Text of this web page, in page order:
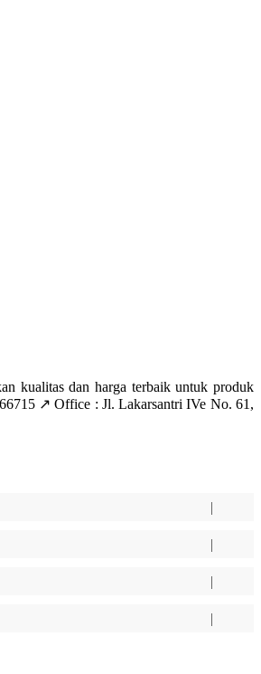
kualitas dan harga terbaik untuk produk
↗️ Office : Jl. Lakarsantri IVe No. 61,